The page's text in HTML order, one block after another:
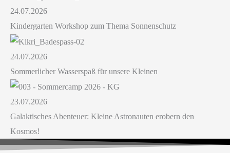
24.07.2026
Kindergarten Workshop zum Thema Sonnenschutz
24.07.2026
Sommerlicher Wasserspaß für unsere Kleinen
23.07.2026
Galaktisches Abenteuer: Kleine Astronauten erobern den
Kosmos!